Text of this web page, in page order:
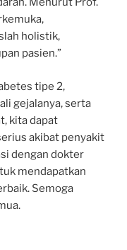
holistik,
pasien.”
tipe 2,
gejalanya, serta
kita dapat
akibat penyakit
dengan dokter
mendapatkan
Semoga